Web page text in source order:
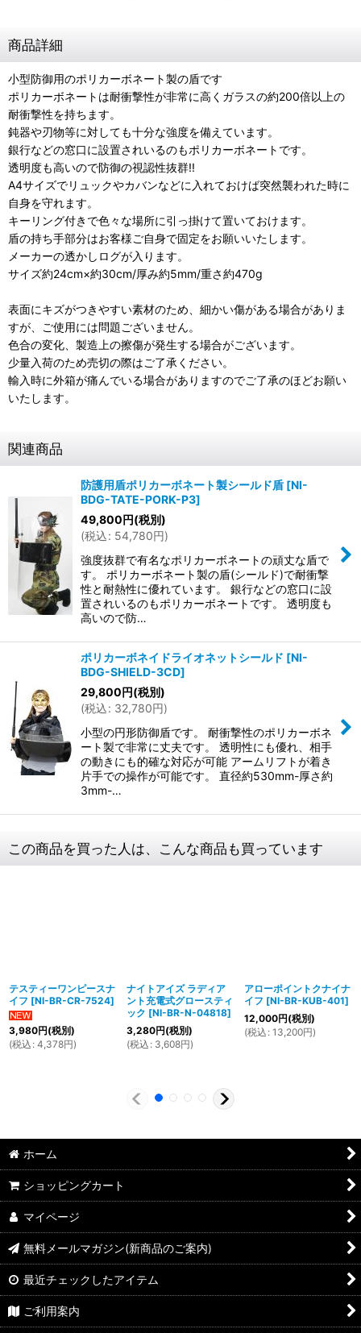
商品詳細
小型防御用のポリカーボネート製の盾です
ポリカーボネートは耐衝撃性が非常に高くガラスの約200倍以上の
耐衝撃性を持ちます。
鈍器や刃物等に対しても十分な強度を備えています。
銀行などの窓口に設置されいるのもポリカーボネートです。
透明度も高いので防御の視認性抜群!!
A4サイズでリュックやカバンなどに入れておけば突然襲われた時に
自身を守れます。
キーリング付きで色々な場所に引っ掛けて置いておけます。
盾の持ち手部分はお客様ご自身で固定をお願いいたします。
メーカーの透かしログが入ります。
サイズ約24cm×約30cm/厚み約5mm/重さ約470g
表面にキズがつきやすい素材のため、細かい傷がある場合がありま
すが、ご使用には問題ございません。
色合の変化、製造上の擦傷が発生する場合がございます。
少量入荷のため売切の際はご了承ください。
輸入時に外箱が痛んでいる場合がありますのでご了承のほどお願い
いたします。
関連商品
防護用盾ポリカーボネート製シールド盾 [NI-
BDG-TATE-PORK-P3]
49,800円(税別)
(税込: 54,780円)
強度抜群で有名なポリカーボネートの頑丈な盾で
す。 ポリカーボネート製の盾(シールド)で耐衝撃
性と耐熱性に優れています。 銀行などの窓口に設
置されいるのもポリカーボネートです。 透明度も
高いので防…
ポリカーボネイドライオネットシールド [NI-
BDG-SHIELD-3CD]
29,800円(税別)
(税込: 32,780円)
小型の円形防御盾です。 耐衝撃性のポリカーボネ
ート製で非常に丈夫です。 透明性にも優れ、相手
の動きにも的確な対応が可能 アームリフトが着き
片手での操作が可能です。 直径約530mm-厚さ約
3mm-…
この商品を買った人は、こんな商品も買っています
テスティーワンピースナ
イフ [NI-BR-CR-7524]
3,980円(税別)
(税込 : 4,378円)
ナイトアイズ ラディア
ント充電式グロースティ
ック [NI-BR-N-04818]
3,280円(税別)
(税込 : 3,608円)
アローポイントクナイナ
イフ [NI-BR-KUB-401]
12,000円(税別)
(税込 : 13,200円)
ホーム
ショッピングカート
マイページ
無料メールマガジン(新商品のご案内)
最近チェックしたアイテム
ご利用案内